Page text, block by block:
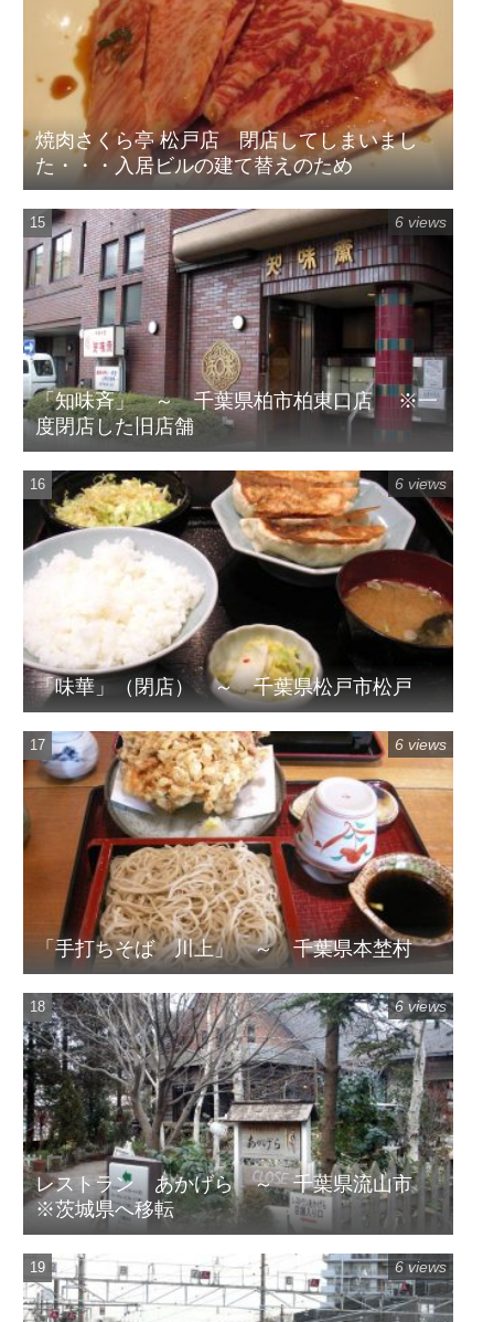
焼肉さくら亭 松戸店 閉店してしまいまし
た・・・入居ビルの建て替えのため
「知味斉」 ～ 千葉県柏市柏東口店 ※一
度閉店した旧店舗
6 views
「味華」（閉店） ～ 千葉県松戸市松戸
6 views
「手打ちそば 川上」 ～ 千葉県本埜村
6 views
レストラン あかげら ～ 千葉県流山市
※茨城県へ移転
6 views
6 views